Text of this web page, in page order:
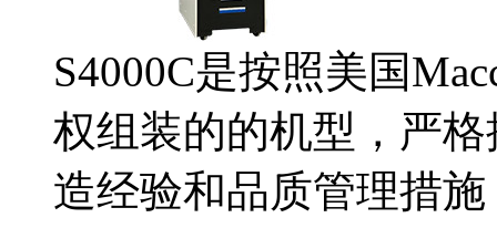
S4000C是按照美国
权组装的的机型，严
造经验和品质管理措